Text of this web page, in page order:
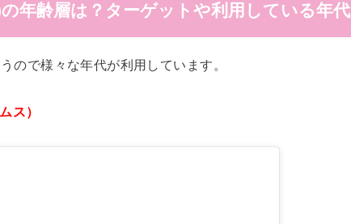
の年齢層は？ターゲットや利用している年代
ので様々な年代が利用しています。
ス）